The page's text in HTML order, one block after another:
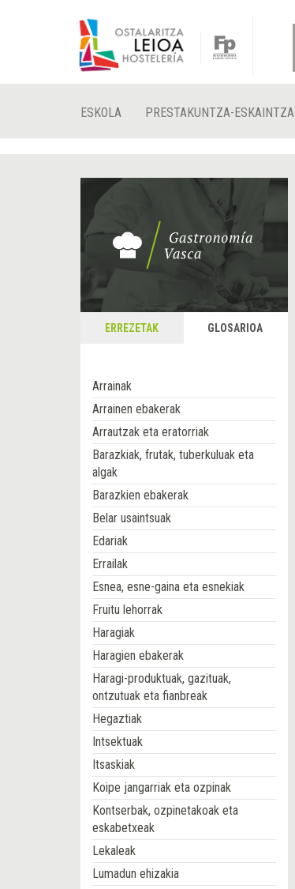
ESKOLA PRESTAKUNTZA-ESKAINTZA
ERREZETAK GLOSARIOA
Arrainak
Arrainen ebakerak
Arrautzak eta eratorriak
Barazkiak, frutak, tuberkuluak eta
algak
Barazkien ebakerak
Belar usaintsuak
Edariak
Errailak
Esnea, esne-gaina eta esnekiak
Fruitu lehorrak
Haragiak
Haragien ebakerak
Haragi-produktuak, gazituak,
ontzutuak eta fianbreak
Hegaztiak
Intsektuak
Itsaskiak
Koipe jangarriak eta ozpinak
Kontserbak, ozpinetakoak eta
eskabetxeak
Lekaleak
Lumadun ehizakia